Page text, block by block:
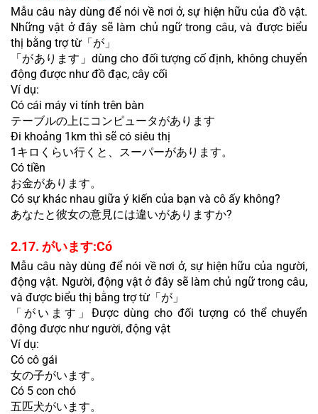
Mẫu câu này dùng để nói về nơi ở, sự hiện hữu của đồ vật.
Những vật ở đây sẽ làm chủ ngữ trong câu, và được biểu
thị bằng trợ từ「が」
「があります」dùng cho đối tượng cố định, không chuyển
động được như đồ đạc, cây cối
Ví dụ:
Có cái máy vi tính trên bàn
テーブルの上にコンピュータがあります
Đi khoảng 1km thì sẽ có siêu thị
1キロくらい行くと、スーパーがあります。
Có tiền
お金があります。
Có sự khác nhau giữa ý kiến của bạn và cô ấy không?
あなたと彼女の意見には違いがありますか?
2.17. がいます:Có
Mẫu câu này dùng để nói về nơi ở, sự hiện hữu của người,
động vật. Người, động vật ở đây sẽ làm chủ ngữ trong câu,
và được biểu thị bằng trợ từ「が」
「がいます」Được dùng cho đối tượng có thể chuyển
động được như người, động vật
Ví dụ:
Có cô gái
女の子がいます。
Có 5 con chó
五匹犬がいます。